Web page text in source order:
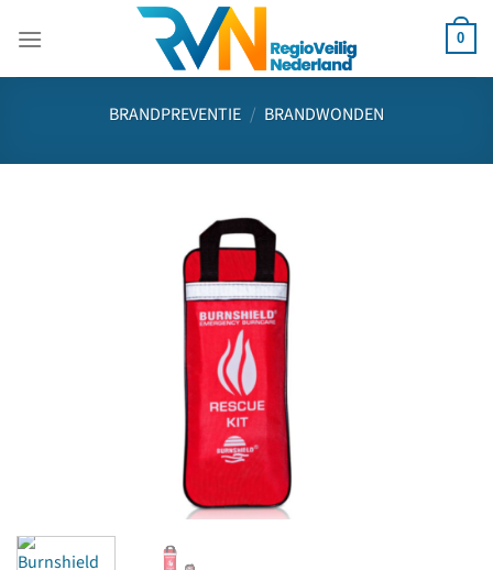
naar
0
BRANDPREVENTIE / BRANDWONDEN